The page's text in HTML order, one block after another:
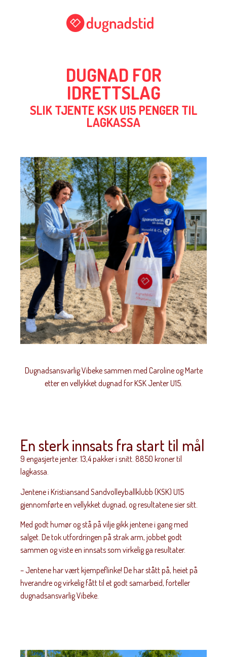
DUGNAD FOR
IDRETTSLAG
SLIK TJENTE KSK U15 PENGER TIL
LAGKASSA
Dugnadsansvarlig Vibeke sammen med Caroline og Marte
etter en vellykket dugnad for KSK Jenter U15.
En sterk innsats fra start til mål
9 engasjerte jenter. 13,4 pakker i snitt. 8850 kroner til
lagkassa.
Jentene i Kristiansand Sandvolleyballklubb (KSK) U15
gjennomførte en vellykket dugnad, og resultatene sier sitt.
Med godt humør og stå på vilje gikk jentene i gang med
salget. De tok utfordringen på strak arm, jobbet godt
sammen og viste en innsats som virkelig ga resultater.
– Jentene har vært kjempeflinke! De har stått på, heiet på
hverandre og virkelig fått til et godt samarbeid, forteller
dugnadsansvarlig Vibeke.